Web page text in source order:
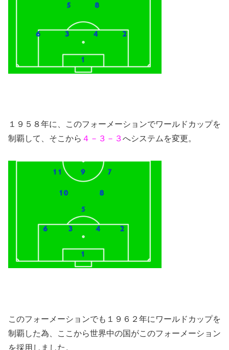
１９５８年に、このフォーメーションでワールドカップを
制覇して、そこから ４－３－３へシステムを変更。
このフォーメーションでも１９６２年にワールドカップを
制覇した為、ここから世界中の国がこのフォーメーション
を採用しました。